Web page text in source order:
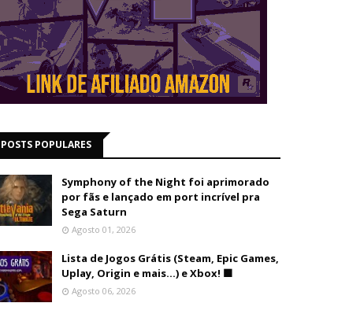
POSTS POPULARES
Symphony of the Night foi aprimorado
por fãs e lançado em port incrível pra
Sega Saturn
Agosto 01, 2026
Lista de Jogos Grátis (Steam, Epic Games,
Uplay, Origin e mais...) e Xbox! 🟩
Agosto 06, 2026